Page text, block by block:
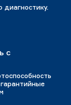
с